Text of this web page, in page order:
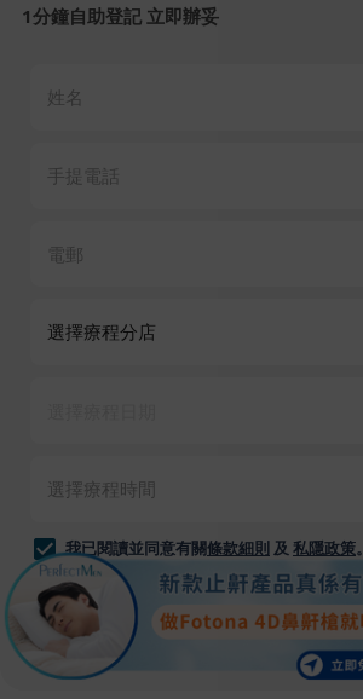
1分鐘自助登記 立即辦妥
我已閱讀並同意有關條款細則 及 私隱政策。
提交